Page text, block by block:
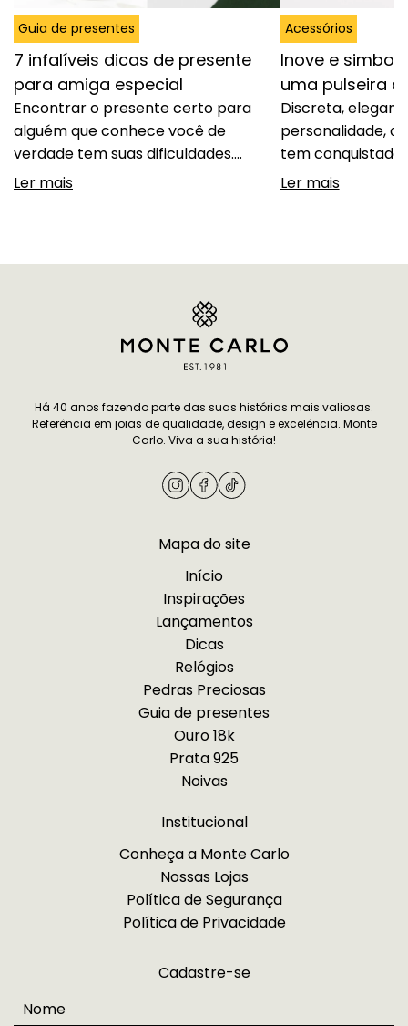
Guia de presentes
7 infalíveis dicas de presente
para amiga especial
Encontrar o presente certo para
alguém que conhece você de
verdade tem suas dificuldades.
Acertar no gosto, demonstrar
dicas de presente para amiga que
pensadas para mulheres que
apreciam joalheria de alto…
Continuar lendo7 infalíveis dicas de
Ler mais
Acessórios
Inove e
uma pulseira
Discreta,
personalidade, a
tem conquistado
espaço entre
compromisso
ou por designs
combinam…
sua união com
namoro
Ler mais
Há 40 anos fazendo parte das suas histórias mais valiosas.
Referência em joias de qualidade, design e excelência. Monte
Carlo. Viva a sua história!
Mapa do site
Início
Inspirações
Lançamentos
Dicas
Relógios
Pedras Preciosas
Guia de presentes
Ouro 18k
Prata 925
Noivas
Institucional
Conheça a Monte Carlo
Nossas Lojas
Política de Segurança
Política de Privacidade
Cadastre-se